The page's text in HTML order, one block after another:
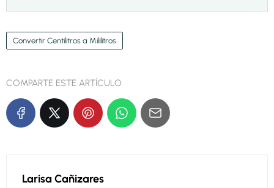
Convertir Centilitros a Mililitros
COMPARTE ESTE ARTÍCULO
Larisa Cañizares